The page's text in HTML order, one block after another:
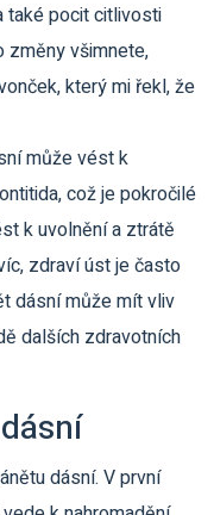
také pocit citlivosti
změny všimnete,
který mi řekl, že
může vést k
což je pokročilé
k uvolnění a ztrátě
zdraví úst je často
dásní může mít vliv
dalších zdravotních
dásní. V první